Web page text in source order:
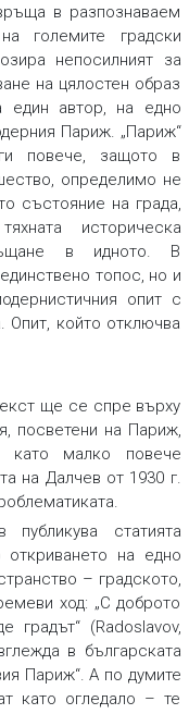
в разпознаваем
големите градски
непосилният за
на цялостен образ
един автор, на едно
Париж. „Париж“
повече, защото в
определимо не
състояние на града,
историческа
в идното. В
топос, но и
опит с
Опит, който отключва
ще се спре върху
посветени на Париж,
като малко повече
на Далчев от 1930 г.
статията
откриването на едно
– градското,
ход: „С доброто
(Radoslavov,
в българската
Париж“. А по думите
като огледало – те